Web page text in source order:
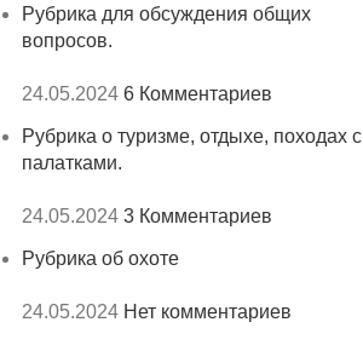
Рубрика для обсуждения общих
вопросов.
24.05.2024 6 Комментариев
Рубрика о туризме, отдыхе, походах с
палатками.
24.05.2024 3 Комментариев
Рубрика об охоте
24.05.2024 Нет комментариев